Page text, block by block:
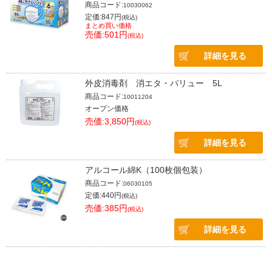
商品コード:10030062
定価:847円(税込)
まとめ買い価格
売価:501円(税込)
詳細を見る
外皮消毒剤 消エタ・バリュー 5L
商品コード:10011204
オープン価格
売価:3,850円(税込)
詳細を見る
アルコール綿K（100枚個包装）
商品コード:06030105
定価:440円(税込)
売価:385円(税込)
詳細を見る